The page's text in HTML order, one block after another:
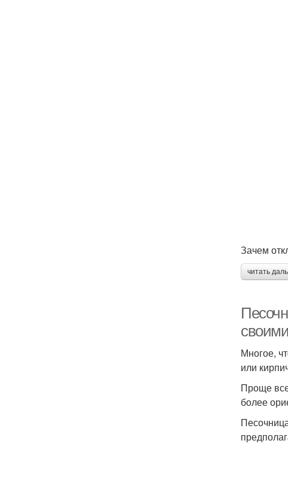
Зачем
читать
Многое,
или
Проще
более